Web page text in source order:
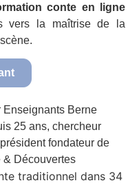
conte en ligne
vers la maîtrise de la
25 ans, chercheur
fondateur de
& Découvertes
traditionnel dans 34